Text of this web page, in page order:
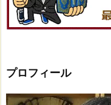
プロフィール